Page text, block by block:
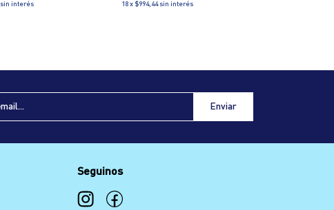
sin interés 18 x $994,44 sin interés
Seguinos